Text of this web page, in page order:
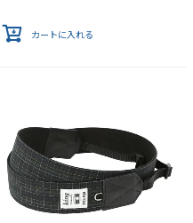
カートに入れる